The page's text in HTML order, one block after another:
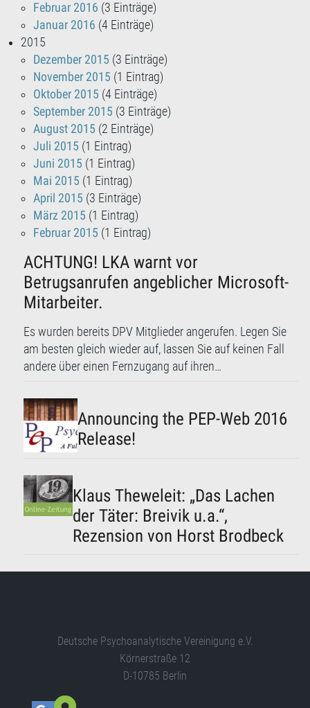
Februar 2016 (3 Einträge)
Januar 2016 (4 Einträge)
2015
Dezember 2015 (3 Einträge)
November 2015 (1 Eintrag)
Oktober 2015 (4 Einträge)
September 2015 (3 Einträge)
August 2015 (2 Einträge)
Juli 2015 (1 Eintrag)
Juni 2015 (1 Eintrag)
Mai 2015 (1 Eintrag)
April 2015 (3 Einträge)
März 2015 (1 Eintrag)
Februar 2015 (1 Eintrag)
ACHTUNG! LKA warnt vor
Betrugsanrufen angeblicher Microsoft-
Mitarbeiter.
Es wurden bereits DPV Mitglieder angerufen. Legen Sie
am besten gleich wieder auf, lassen Sie auf keinen Fall
andere über einen Fernzugang auf ihren…
Announcing the PEP-Web 2016
Release!
Klaus Theweleit: „Das Lachen
der Täter: Breivik u.a.“,
Rezension von Horst Brodbeck
Deutsche Psychoanalytische Vereinigung e.V.
Körnerstraße 12
D-10785 Berlin